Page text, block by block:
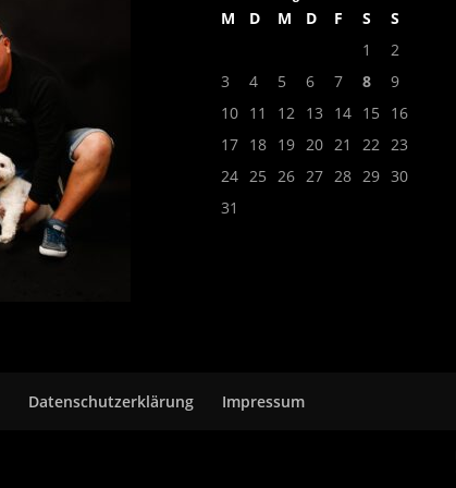
M D M D F S
S
1
2
3
4 5 6 7 8
9
10
11 12 13 14 15
16
17
18 19 20 21 22
23
24
25 26 27 28 29 30
31
Datenschutzerklärung Impressum